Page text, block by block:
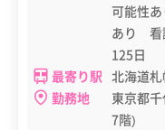
可能性
あり 看
125日
最寄り駅 北海道
勤務地
東京都
7階)